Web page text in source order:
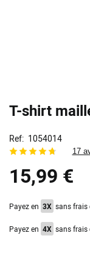
T-shirt
Ref 1054014
17
15,99 €
Payez en 3X sans frais
Payez en 4X sans frais